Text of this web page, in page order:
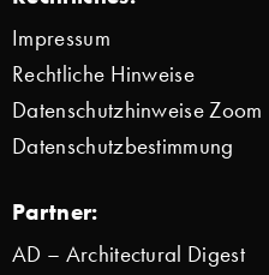
Impressum
Rechtliche Hinweise
Datenschutzhinweise Zoom
Datenschutzbestimmung
Partner:
AD – Architectural Digest